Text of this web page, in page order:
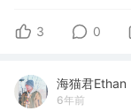
3 0
海猫君Ethan
6年前